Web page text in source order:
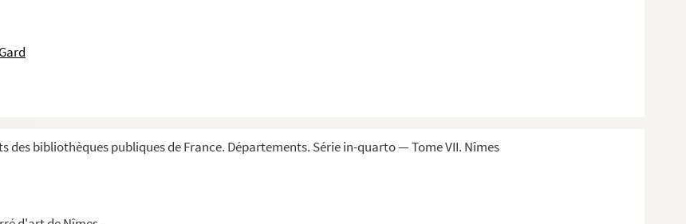
des bibliothèques publiques de France. Départements. Série in-quarto — Tome VII. Nîmes
prieur de Bernis.
de la ville de Nismes »